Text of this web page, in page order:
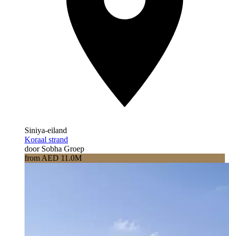
Siniya-eiland
Koraal strand
door Sobha Groep
from AED 11.0M